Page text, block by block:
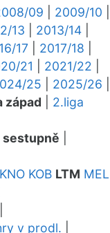
09 2009/10
13 2013/14
17 2017/18
21 2021/22
25 2025/26
západ
2.liga
sestupně
KNO KOB LTM MEL
v prodl.